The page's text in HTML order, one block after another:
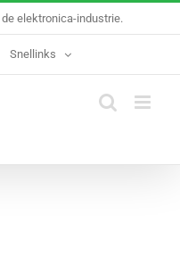
elektronica-industrie.
Snellinks